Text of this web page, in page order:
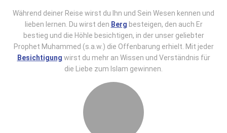
Während deiner Reise wirst du Ihn und Sein Wesen kennen und
lieben lernen. Du wirst den Berg besteigen, den auch Er
bestieg und die Höhle besichtigen, in der unser geliebter
Prophet Muhammed (s.a.w.) die Offenbarung erhielt. Mit jeder
Besichtigung wirst du mehr an Wissen und Verständnis für
die Liebe zum Islam gewinnen.